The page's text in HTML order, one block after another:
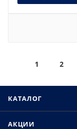
1 2
КАТАЛОГ
АКЦИИ